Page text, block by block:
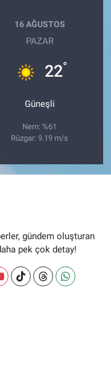
16 AĞUSTOS
PAZAR
22°
Güneşli
Nem: %61
Rüzgar: 9.19 m/s
gündem oluşturan
pek çok detay!